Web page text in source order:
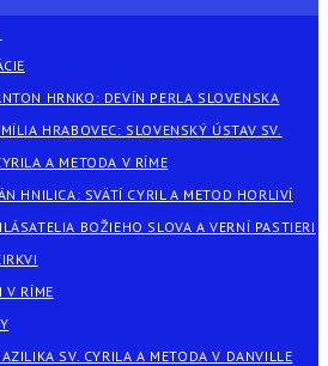
HRNKO: DEVÍN PERLA SLOVENSKA
HRABOVEC: SLOVENSKÝ ÚSTAV SV.
A METODA V RÍME
HNILICA: SVÄTÍ CYRIL A METOD HORLIVÍ
BOŽIEHO SLOVA A VERNÍ PASTIERI
V RÍME
SV. CYRILA A METODA V DANVILLE